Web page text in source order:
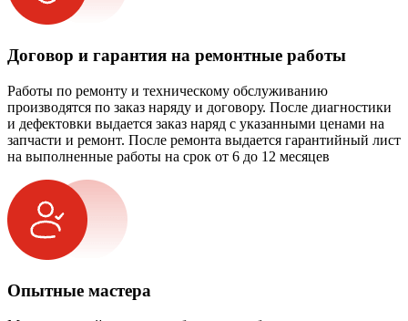
Договор и гарантия на ремонтные работы
Работы по ремонту и техническому обслуживанию
производятся по заказ наряду и договору. После диагностики
и дефектовки выдается заказ наряд с указанными ценами на
запчасти и ремонт. После ремонта выдается гарантийный лист
на выполненные работы на срок от 6 до 12 месяцев
Опытные мастера